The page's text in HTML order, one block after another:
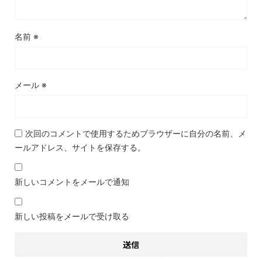
名前 ※
メール ※
次回のコメントで使用するためブラウザーに自分の名前、メ
ールアドレス、サイトを保存する。
新しいコメントをメールで通知
新しい投稿をメールで受け取る